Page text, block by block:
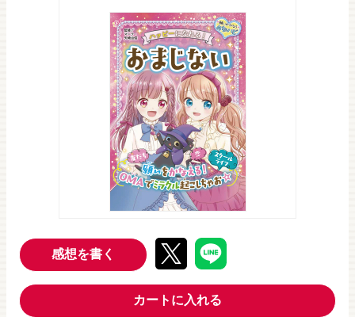
感想を書く
カートに入れる